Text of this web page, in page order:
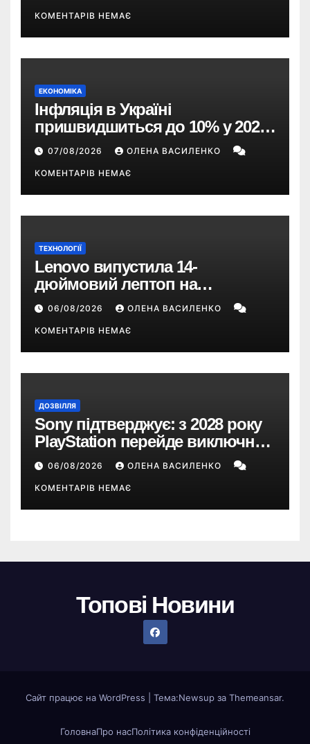
КОМЕНТАРІВ НЕМАЄ
ЕКОНОМІКА
Інфляція в Україні
пришвидшиться до 10% у 2026
році — прогноз НБУ
07/08/2026 ОЛЕНА ВАСИЛЕНКО
КОМЕНТАРІВ НЕМАЄ
ТЕХНОЛОГІЇ
Lenovo випустила 14-
дюймовий лептоп на
Snapdragon X2 з автономністю
понад 33 години
06/08/2026 ОЛЕНА ВАСИЛЕНКО
КОМЕНТАРІВ НЕМАЄ
ДОЗВІЛЛЯ
Sony підтверджує: з 2028 року
PlayStation перейде виключно
на цифрові ігри
06/08/2026 ОЛЕНА ВАСИЛЕНКО
КОМЕНТАРІВ НЕМАЄ
Топові Новини
Сайт працює на WordPress Тема:Newsup за Themeansar.
ГоловнаПро насПолітика конфіденційності